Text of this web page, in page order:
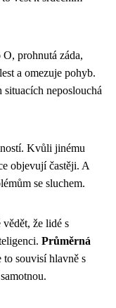
prohnutá záda,
a omezuje pohyb.
neposlouchá
Kvůli jinému
objevují častěji. A
se sluchem.
že lidé s
Průměrná
to souvisí hlavně s